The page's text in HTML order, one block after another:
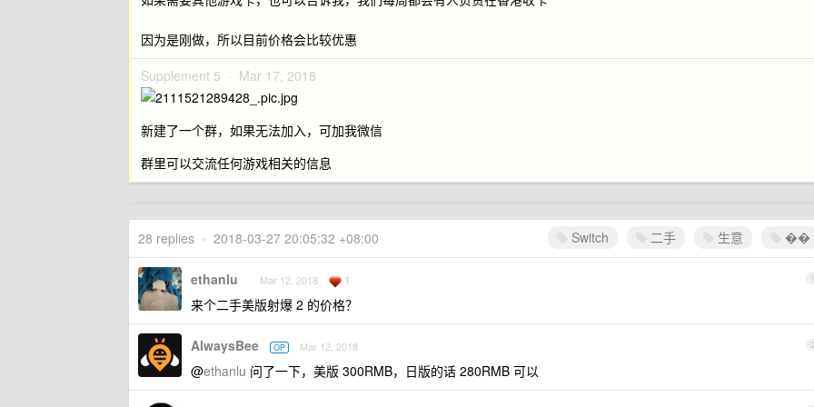
因为是刚做，所以目前价格会比较优惠
Supplement 5 · Mar 17, 2018
新建了一个群，如果无法加入，可加我微信
群里可以交流任何游戏相关的信息
Switch 二手 生意 ��
28 replies • 2018-03-27 20:05:32 +08:00
1
ethanlu Mar 12, 2018 1
来个二手美版射爆 2 的价格？
2
AlwaysBee OP Mar 12, 2018
@ethanlu 问了一下，美版 300RMB，日版的话 280RMB 可以